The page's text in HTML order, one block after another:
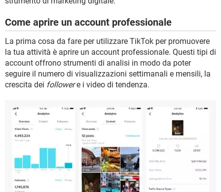
Come aprire un account professionale
La prima cosa da fare per utilizzare TikTok per promuovere
la tua attività è aprire un account professionale. Questi tipi di
account offrono strumenti di analisi in modo da poter
seguire il numero di visualizzazioni settimanali e mensili, la
crescita dei followere i video di tendenza.